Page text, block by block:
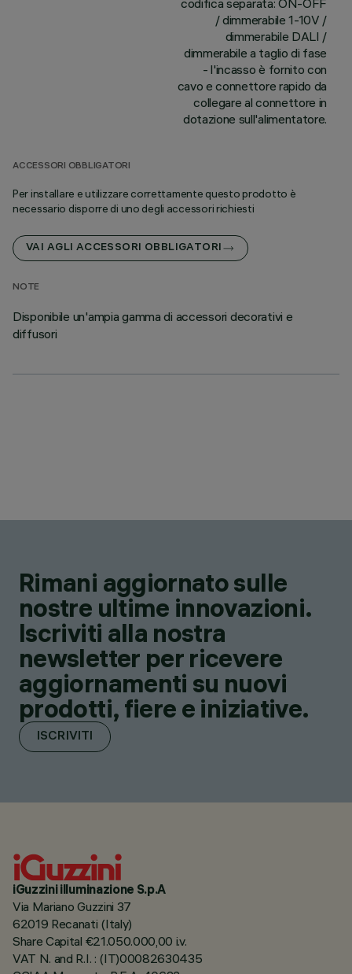
codifica separata: ON-OFF
/ dimmerabile 1-10V /
dimmerabile DALI /
dimmerabile a taglio di fase
- l'incasso è fornito con
cavo e connettore rapido da
collegare al connettore in
dotazione sull'alimentatore.
ACCESSORI OBBLIGATORI
Per installare e utilizzare correttamente questo prodotto è
necessario disporre di uno degli accessori richiesti
VAI AGLI ACCESSORI OBBLIGATORI
NOTE
Disponibile un'ampia gamma di accessori decorativi e
diffusori
Rimani aggiornato sulle
nostre ultime innovazioni.
Iscriviti alla nostra
newsletter per ricevere
aggiornamenti su nuovi
prodotti, fiere e iniziative.
ISCRIVITI
iGuzzini illuminazione S.p.A
Via Mariano Guzzini 37
62019 Recanati (Italy)
Share Capital €21.050.000,00 i.v.
VAT N. and R.I. : (IT)00082630435